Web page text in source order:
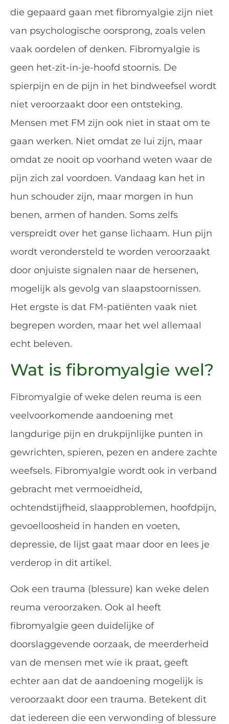
die gepaard gaan met fibromyalgie zijn niet
van psychologische oorsprong, zoals velen
vaak oordelen of denken. Fibromyalgie is
geen het-zit-in-je-hoofd stoornis. De
spierpijn en de pijn in het bindweefsel wordt
niet veroorzaakt door een ontsteking.
Mensen met FM zijn ook niet in staat om te
gaan werken. Niet omdat ze lui zijn, maar
omdat ze nooit op voorhand weten waar de
pijn zich zal voordoen. Vandaag kan het in
hun schouder zijn, maar morgen in hun
benen, armen of handen. Soms zelfs
verspreidt over het ganse lichaam. Hun pijn
wordt verondersteld te worden veroorzaakt
door onjuiste signalen naar de hersenen,
mogelijk als gevolg van slaapstoornissen.
Het ergste is dat FM-patiënten vaak niet
begrepen worden, maar het wel allemaal
echt beleven.
Wat is fibromyalgie wel?
Fibromyalgie of weke delen reuma is een
veelvoorkomende aandoening met
langdurige pijn en drukpijnlijke punten in
gewrichten, spieren, pezen en andere zachte
weefsels. Fibromyalgie wordt ook in verband
gebracht met vermoeidheid,
ochtendstijfheid, slaapproblemen, hoofdpijn,
gevoelloosheid in handen en voeten,
depressie, de lijst gaat maar door en lees je
verderop in dit artikel.
Ook een trauma (blessure) kan weke delen
reuma veroorzaken. Ook al heeft
fibromyalgie geen duidelijke of
doorslaggevende oorzaak, de meerderheid
van de mensen met wie ik praat, geeft
echter aan dat de aandoening mogelijk is
veroorzaakt door een trauma. Betekent dit
dat iedereen die een verwonding of blessure